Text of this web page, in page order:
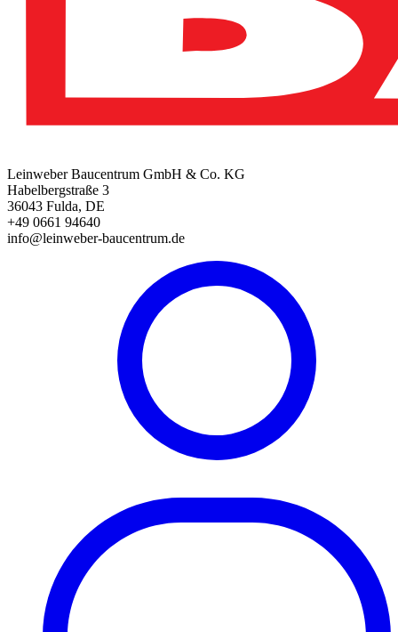
Leinweber Baucentrum GmbH & Co. KG
Habelbergstraße 3
36043 Fulda, DE
+49 0661 94640
info@leinweber-baucentrum.de